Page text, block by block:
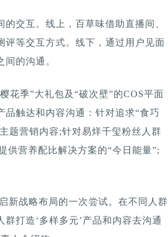
交互。线上，百草味借助直播间、
评等交互方式。线下，通过用户见面
的沟通。
花季”大礼包及“破次壁”的COS平面
触达和内容沟通：针对追求“食巧
题营销内容;针对易烊千玺粉丝人群
供营养配比解决方案的“今日能量”;
新战略布局的一次尝试。在不同人群
打造‘多样多元’产品和内容去沟通